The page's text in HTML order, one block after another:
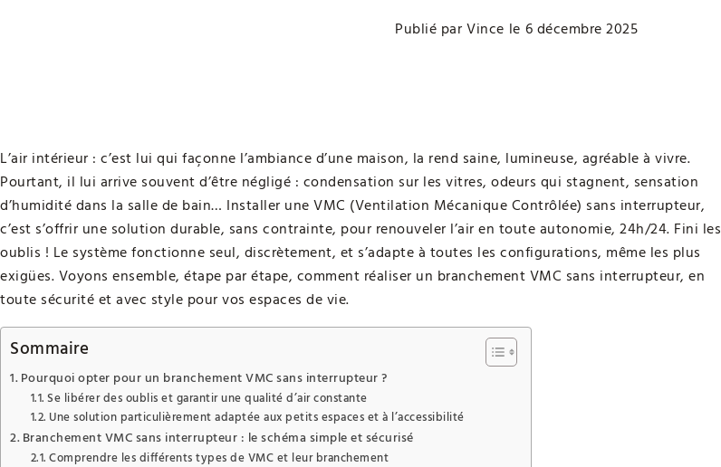
Publié par Vince le 6 décembre 2025
L’air intérieur : c’est lui qui façonne l’ambiance d’une maison, la rend saine, lumineuse, agréable à vivre.
Pourtant, il lui arrive souvent d’être négligé : condensation sur les vitres, odeurs qui stagnent, sensation
d’humidité dans la salle de bain… Installer une VMC (Ventilation Mécanique Contrôlée) sans interrupteur,
c’est s’offrir une solution durable, sans contrainte, pour renouveler l’air en toute autonomie, 24h/24. Fini les
oublis ! Le système fonctionne seul, discrètement, et s’adapte à toutes les configurations, même les plus
exigües. Voyons ensemble, étape par étape, comment réaliser un branchement VMC sans interrupteur, en
toute sécurité et avec style pour vos espaces de vie.
Sommaire
Pourquoi opter pour un branchement VMC sans interrupteur ?
Se libérer des oublis et garantir une qualité d’air constante
Une solution particulièrement adaptée aux petits espaces et à l’accessibilité
Branchement VMC sans interrupteur : le schéma simple et sécurisé
Comprendre les différents types de VMC et leur branchement